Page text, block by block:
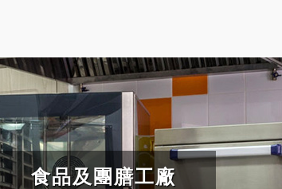
食品及團膳工廠